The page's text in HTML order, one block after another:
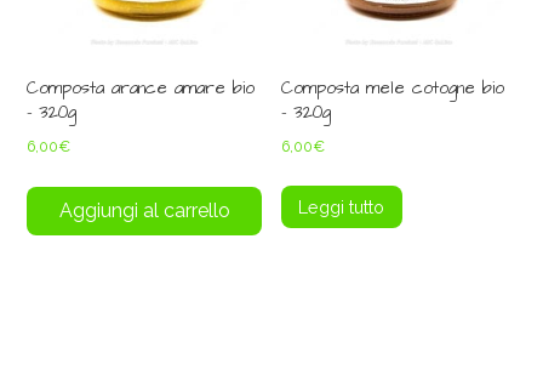
Composta arance amare bio
– 320g
6,00€
Aggiungi al carrello
Composta mele cotogne bio
– 320g
6,00€
Leggi tutto